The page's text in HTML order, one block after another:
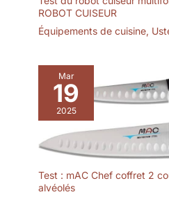
ROBOT CUISEUR
Équipements de cuisine,
Mar
19
2025
Test : mAC Chef coffret 2
alvéolés